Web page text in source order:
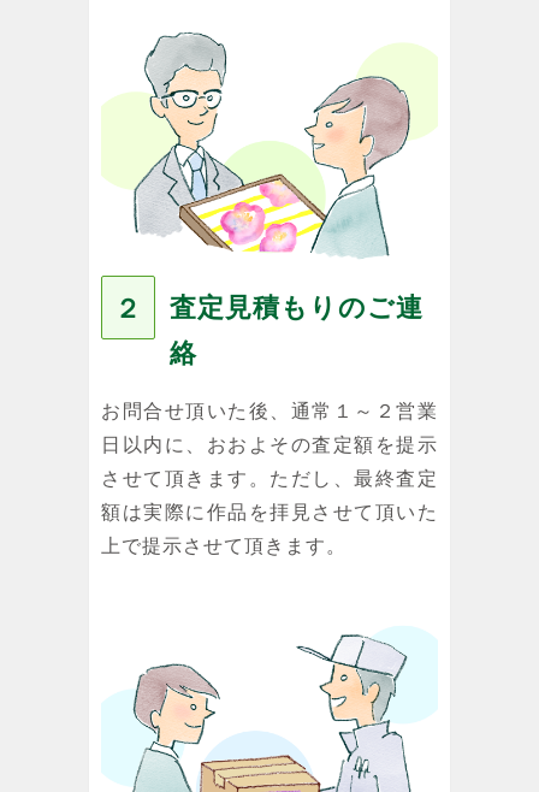
２
査定見積もりのご連
絡
お問合せ頂いた後、通常１～２営業
日以内に、おおよその査定額を提示
させて頂きます。ただし、最終査定
額は実際に作品を拝見させて頂いた
上で提示させて頂きます。